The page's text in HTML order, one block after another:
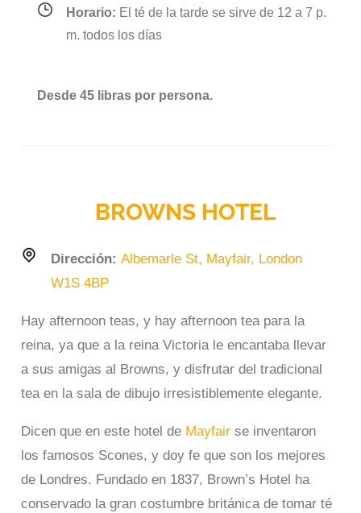
Horario: El té de la tarde se sirve de 12 a 7 p.
m. todos los días
Desde 45 libras por persona.
BROWNS HOTEL
Dirección:Albemarle St, Mayfair, London
W1S 4BP
Hay afternoon teas, y hay afternoon tea para la
reina, ya que a la reina Victoria le encantaba llevar
a sus amigas al Browns, y disfrutar del tradicional
tea en la sala de dibujo irresistiblemente elegante.
Dicen que en este hotel de Mayfair se inventaron
los famosos Scones, y doy fe que son los mejores
de Londres. Fundado en 1837, Brown’s Hotel ha
conservado la gran costumbre británica de tomar té